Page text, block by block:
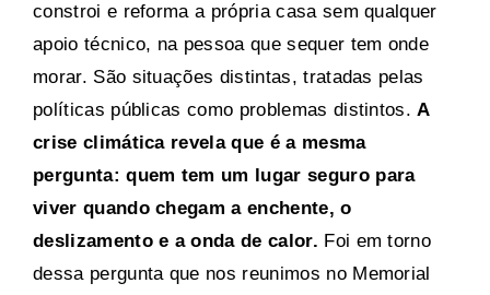
constroi e reforma a própria casa sem qualquer
apoio técnico, na pessoa que sequer tem onde
morar. São situações distintas, tratadas pelas
políticas públicas como problemas distintos.A
crise climática revela que é a mesma
pergunta: quem tem um lugar seguro para
viver quando chegam a enchente, o
deslizamento e a onda de calor. Foi em torno
dessa pergunta que nos reunimos no Memorial